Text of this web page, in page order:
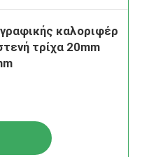
καλοριφέρ
τρίχα 20mm